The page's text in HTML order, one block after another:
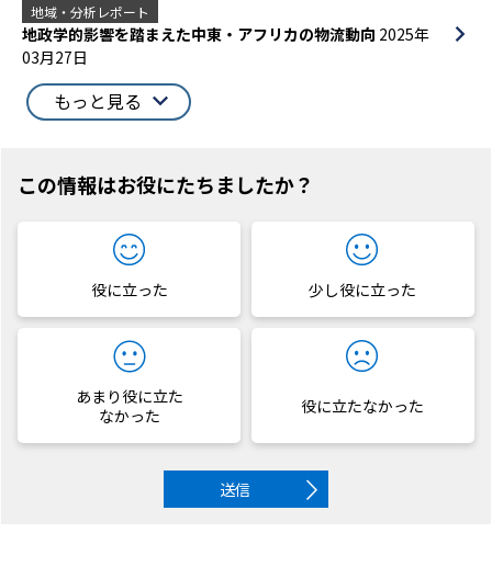
地域・分析レポート
地政学的影響を踏まえた中東・アフリカの物流動向 2025年
03月27日
もっと見る
この情報はお役にたちましたか？
役に立った 少し役に立った
あまり役に立た
なかった
役に立たなかった
送信